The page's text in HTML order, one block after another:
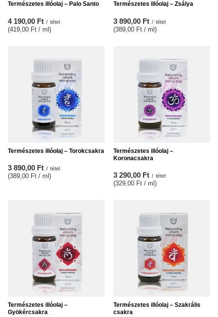
Természetes illóolaj – Palo Santo
4 190,00 Ft / tétel
(419,00 Ft / ml)
Természetes illóolaj – Zsálya
3 890,00 Ft / tétel
(389,00 Ft / ml)
Természetes illóolaj – Torokcsakra
3 890,00 Ft / tétel
(389,00 Ft / ml )
Természetes illóolaj –
Koronacsakra
3 290,00 Ft / tétel
(329,00 Ft / ml )
Természetes illóolaj –
Gyökércsakra
Természetes illóolaj – Szakrális
csakra